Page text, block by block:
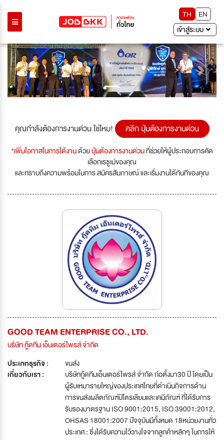
TH
EN
เข้าสู่ระบบ
Previous Next
คุณกำลังต้องการงานด่วน ใช่ไหม! คลิก ปุ่มต้องการงานด่วน
*เพิ่มโอกาสในการได้งานด้วยปุ่มต้องการงานด่วนที่ช่วยให้ผู้ประกอบการคัด
เลือกเรซูเม่ของคุณ
และทราบถึงความพร้อมในการ สมัครสัมภาษณ์ และเริ่มงานได้ทันทีของคุณ
GOOD TEAM ENTERPRISE CO., LTD.
บริษัท กู๊ดทีม เอ็นเตอร์ไพรส์ จำกัด
ประเภทธุรกิจ :
ขนส่ง
เกี่ยวกับเรา :
บริษัทกู๊ดทีมเอ็นเตอร์ไพรส์ จำกัด ก่อตั้งมา30 ปี โดยเป็น
ผู้รับเหมารายใหญ่ของประเทศไทยที่ดำเนินกิจการด้าน
การขนส่งผลิตภัณฑ์ปิโตรเลียมและเคมีภัณฑ์ ที่ได้รับการ
รับรองมาตรฐาน ISO 9001:2015, ISO 39001:2012,
OHSAS 18001:2007 ปัจจุบันมีทั้งหมด 18หน่วยงานทั่ว
ประเทศ : ซึ่งได้รับความไว้วางใจจากลูกค้าหลักๆ ในการให้